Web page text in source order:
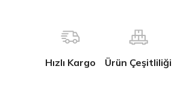
Hızlı Kargo Ürün Çeşitliliği